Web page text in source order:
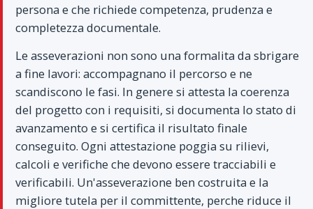
persona e che richiede competenza, prudenza e
completezza documentale.
Le asseverazioni non sono una formalita da sbrigare
a fine lavori: accompagnano il percorso e ne
scandiscono le fasi. In genere si attesta la coerenza
del progetto con i requisiti, si documenta lo stato di
avanzamento e si certifica il risultato finale
conseguito. Ogni attestazione poggia su rilievi,
calcoli e verifiche che devono essere tracciabili e
verificabili. Un'asseverazione ben costruita e la
migliore tutela per il committente, perche riduce il